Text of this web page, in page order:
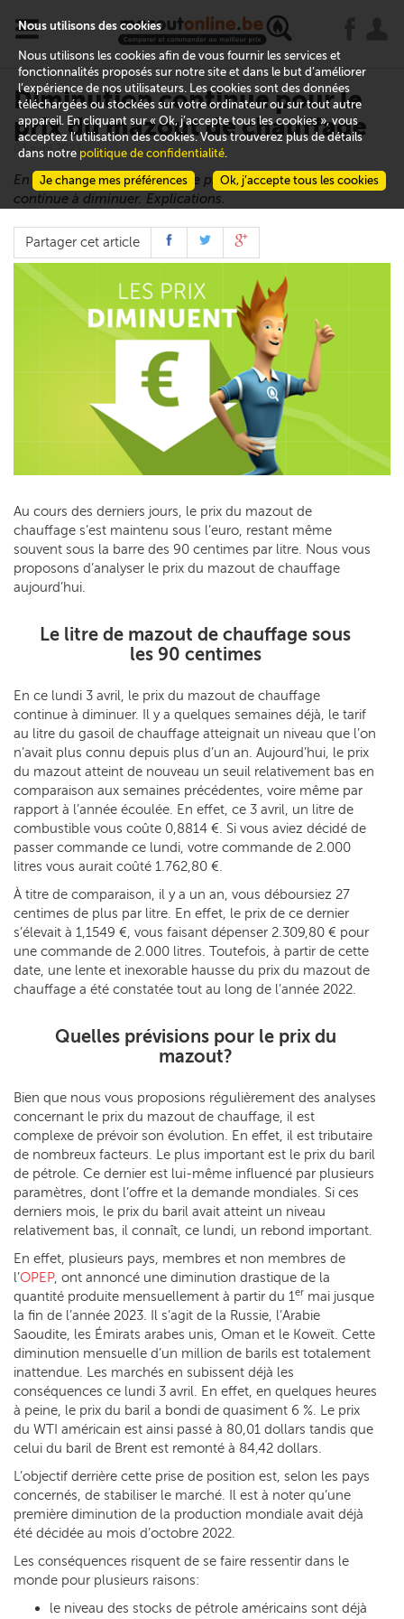
x
Diminution continue pour le
prix du mazout de chauffage
03 avril 2023
En ce début du mois d’avril, le prix du mazout de chauffage
continue à diminuer. Explications.
Partager cet article
Au cours des derniers jours, le prix du mazout de
chauffage s’est maintenu sous l’euro, restant même
souvent sous la barre des 90 centimes par litre. Nous vous
proposons d’analyser le prix du mazout de chauffage
aujourd’hui.
Le litre de mazout de chauffage sous
les 90 centimes
En ce lundi 3 avril, le prix du mazout de chauffage
continue à diminuer. Il y a quelques semaines déjà, le tarif
au litre du gasoil de chauffage atteignait un niveau que l’on
n’avait plus connu depuis plus d’un an. Aujourd’hui, le prix
du mazout atteint de nouveau un seuil relativement bas en
comparaison aux semaines précédentes, voire même par
rapport à l’année écoulée. En effet, ce 3 avril, un litre de
combustible vous coûte 0,8814 €. Si vous aviez décidé de
passer commande ce lundi, votre commande de 2.000
litres vous aurait coûté 1.762,80 €.
À titre de comparaison, il y a un an, vous déboursiez 27
centimes de plus par litre. En effet, le prix de ce dernier
s’élevait à 1,1549 €, vous faisant dépenser 2.309,80 € pour
une commande de 2.000 litres. Toutefois, à partir de cette
date, une lente et inexorable hausse du prix du mazout de
chauffage a été constatée tout au long de l’année 2022.
Quelles prévisions pour le prix du
mazout?
Bien que nous vous proposions régulièrement des analyses
concernant le prix du mazout de chauffage, il est
complexe de prévoir son évolution. En effet, il est tributaire
de nombreux facteurs. Le plus important est le prix du baril
de pétrole. Ce dernier est lui-même influencé par plusieurs
paramètres, dont l’offre et la demande mondiales. Si ces
derniers mois, le prix du baril avait atteint un niveau
relativement bas, il connaît, ce lundi, un rebond important.
En effet, plusieurs pays, membres et non membres de
l’OPEP, ont annoncé une diminution drastique de la
quantité produite mensuellement à partir du 1er mai jusque
la fin de l’année 2023. Il s’agit de la Russie, l’Arabie
Saoudite, les Émirats arabes unis, Oman et le Koweït. Cette
diminution mensuelle d’un million de barils est totalement
inattendue. Les marchés en subissent déjà les
conséquences ce lundi 3 avril. En effet, en quelques heures
à peine, le prix du baril a bondi de quasiment 6 %. Le prix
du WTI américain est ainsi passé à 80,01 dollars tandis que
celui du baril de Brent est remonté à 84,42 dollars.
L’objectif derrière cette prise de position est, selon les pays
concernés, de stabiliser le marché. Il est à noter qu’une
première diminution de la production mondiale avait déjà
été décidée au mois d’octobre 2022.
Les conséquences risquent de se faire ressentir dans le
monde pour plusieurs raisons:
le niveau des stocks de pétrole américains sont déjà
Nous utilisons des cookies
Nous utilisons les cookies afin de vous fournir les services et
fonctionnalités proposés sur notre site et dans le but d’améliorer
l’expérience de nos utilisateurs. Les cookies sont des données
téléchargées ou stockées sur votre ordinateur ou sur tout autre
appareil. En cliquant sur « Ok, j’accepte tous les cookies », vous
acceptez l’utilisation des cookies. Vous trouverez plus de détails
dans notre politique de confidentialité.
Ok, j’accepte tous les cookies
Je change mes préférences